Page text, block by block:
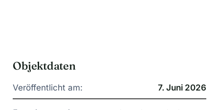
Objektdaten
Veröffentlicht am: 7. Juni 2026